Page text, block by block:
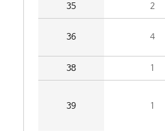
35 2
36 4
38 1
39 1